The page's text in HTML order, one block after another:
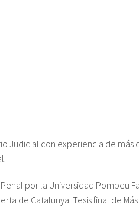
Judicial con experiencia de más
por la Universidad Pompeu
de Catalunya. Tesis final de